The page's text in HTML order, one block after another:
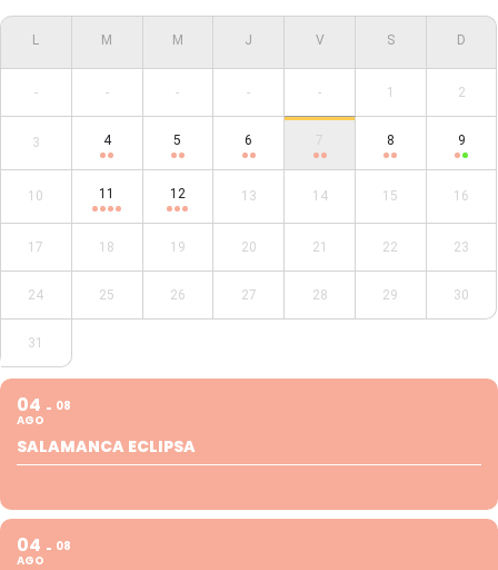
- - - - - 1 2
3 4 5 6 7 8 9
10 11 12 13 14 15 16
17 18 19 20 21 22 23
24 25 26 27 28 29 30
31
04
AGO
08
SALAMANCA ECLIPSA
04
AGO
08